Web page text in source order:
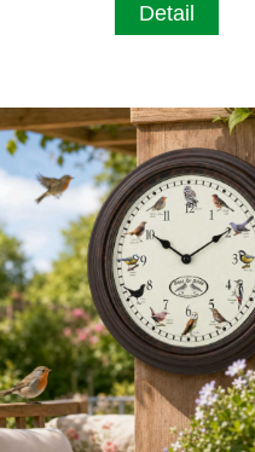
Detail